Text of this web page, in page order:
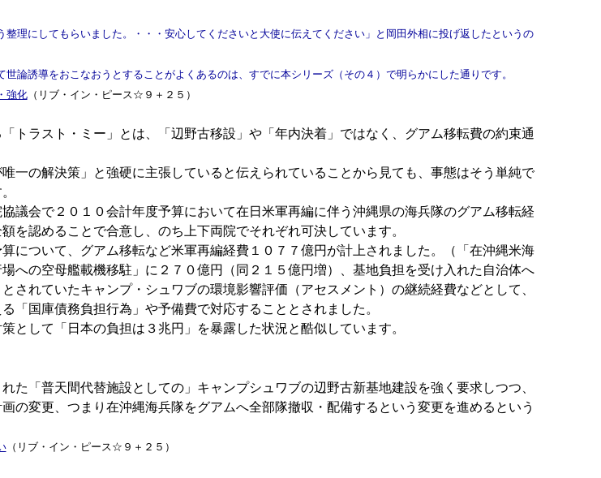
理にしてもらいました。・・・安心してくださいと大使に伝えてください」と岡田外相に投げ返したというの
論誘導をおこなおうとすることがよくあるのは、すでに本シリーズ（その４）で明らかにした通りです。
強化（リブ・イン・ピース☆９＋２５）
ラスト・ミー」とは、「辺野古移設」や「年内決着」ではなく、グアム移転費の約束通
の解決策」と強硬に主張していると伝えられていることから見ても、事態はそう単純で
会で２０１０会計年度予算において在日米軍再編に伴う沖縄県の海兵隊のグアム移転経
を認めることで合意し、のち上下両院でそれぞれ可決しています。
ついて、グアム移転など米軍再編経費１０７７億円が計上されました。（「在沖縄米海
への空母艦載機移駐」に２７０億円（同２１５億円増）、基地負担を受け入れた自治体へ
れていたキャンプ・シュワブの環境影響評価（アセスメント）の継続経費などとして、
「国庫債務負担行為」や予備費で対応することとされました。
して「日本の負担は３兆円」を暴露した状況と酷似しています。
「普天間代替施設としての」キャンプシュワブの辺野古新基地建設を強く要求しつつ、
の変更、つまり在沖縄海兵隊をグアムへ全部隊撤収・配備するという変更を進めるという
（リブ・イン・ピース☆９＋２５）